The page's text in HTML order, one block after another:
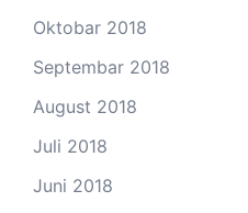
Oktobar 2018
Septembar 2018
August 2018
Juli 2018
Juni 2018